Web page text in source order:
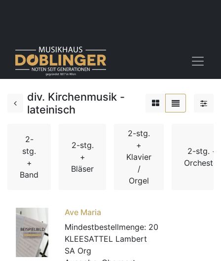
div. Kirchenmusik -
lateinisch
2-
stg.
+
Band
2-stg.
+
Bläser
2-stg.
+
Klavier
/
Orgel
2-stg. +
Orchester
Ave Maria
Mindestbestellmenge: 20
KLEESATTEL Lambert
SA Org